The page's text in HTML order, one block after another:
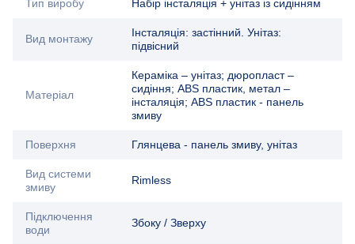
Тип виробу Набір інсталяція + унітаз із сидінням
Вид монтажу
Інсталяція: застінний. Унітаз:
підвісний
Матеріал
Кераміка – унітаз; дюропласт –
сидіння; ABS пластик, метал –
інсталяція; ABS пластик - панель
змиву
Поверхня Глянцева - панель змиву, унітаз
Вид системи
змиву
Rimless
Підключення
води
Збоку / Зверху